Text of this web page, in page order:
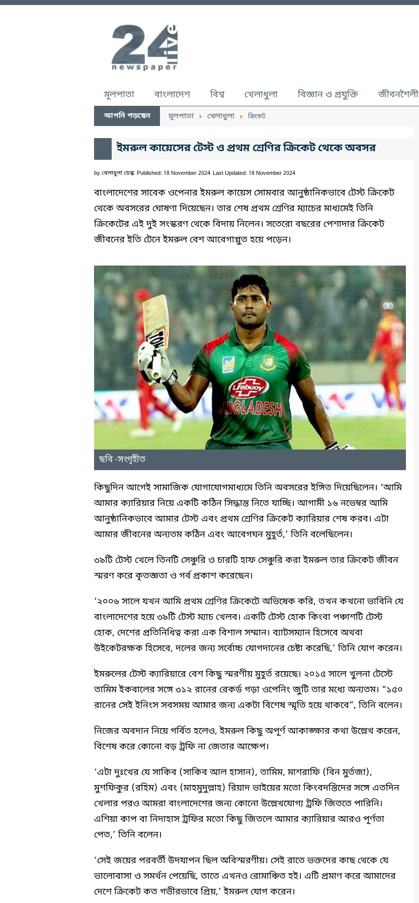
মূলপাতা বাংলাদেশ বিশ্ব খেলাধুলা বিজ্ঞান ও প্রযুক্তি জীবনশৈলী
আপনি পড়ছেন মূলপাতা খেলাধুলা ক্রিকেট
ইমরুল কায়েসের টেস্ট ও প্রথম শ্রেণির ক্রিকেট থেকে অবসর
by খেলাধুলা ডেস্ক Published: 18 November 2024 Last Updated: 18 November 2024
বাংলাদেশের সাবেক ওপেনার ইমরুল কায়েস সোমবার আনুষ্ঠানিকভাবে টেস্ট ক্রিকেট
থেকে অবসরের ঘোষণা দিয়েছেন। তার শেষ প্রথম শ্রেণির ম্যাচের মাধ্যমেই তিনি
ক্রিকেটের এই দুই সংস্করণ থেকে বিদায় নিলেন। সতেরো বছরের পেশাদার ক্রিকেট
জীবনের ইতি টেনে ইমরুল বেশ আবেগাপ্লুত হয়ে পড়েন।
ছবি -সংগৃহীত
কিছুদিন আগেই সামাজিক যোগাযোগমাধ্যমে তিনি অবসরের ইঙ্গিত দিয়েছিলেন। ‘আমি
আমার ক্যারিয়ার নিয়ে একটি কঠিন সিদ্ধান্ত নিতে যাচ্ছি। আগামী ১৬ নভেম্বর আমি
আনুষ্ঠানিকভাবে আমার টেস্ট এবং প্রথম শ্রেণির ক্রিকেট ক্যারিয়ার শেষ করব। এটা
আমার জীবনের অন্যতম কঠিন এবং আবেগঘন মুহূর্ত,’ তিনি বলেছিলেন।
৩৯টি টেস্ট খেলে তিনটি সেঞ্চুরি ও চারটি হাফ সেঞ্চুরি করা ইমরুল তার ক্রিকেট জীবন
স্মরণ করে কৃতজ্ঞতা ও গর্ব প্রকাশ করেছেন।
‘২০০৬ সালে যখন আমি প্রথম শ্রেণির ক্রিকেটে অভিষেক করি, তখন কখনো ভাবিনি যে
বাংলাদেশের হয়ে ৩৯টি টেস্ট ম্যাচ খেলব। একটি টেস্ট হোক কিংবা পঞ্চাশটি টেস্ট
হোক, দেশের প্রতিনিধিত্ব করা এক বিশাল সম্মান। ব্যাটসম্যান হিসেবে অথবা
উইকেটরক্ষক হিসেবে, দলের জন্য সর্বোচ্চ যোগদানের চেষ্টা করেছি,’ তিনি যোগ করেন।
ইমরুলের টেস্ট ক্যারিয়ারে বেশ কিছু স্মরণীয় মুহূর্ত রয়েছে। ২০১৫ সালে খুলনা টেস্টে
তামিম ইকবালের সঙ্গে ৩১২ রানের রেকর্ড গড়া ওপেনিং জুটি তার মধ্যে অন্যতম। “১৫০
রানের সেই ইনিংস সবসময় আমার জন্য একটা বিশেষ স্মৃতি হয়ে থাকবে”, তিনি বলেন।
নিজের অবদান নিয়ে গর্বিত হলেও, ইমরুল কিছু অপূর্ণ আকাঙ্ক্ষার কথা উল্লেখ করেন,
বিশেষ করে কোনো বড় ট্রফি না জেতার আক্ষেপ।
‘এটা দুঃখের যে সাকিব (সাকিব আল হাসান), তামিম, মাশরাফি (বিন মুর্তজা),
মুশফিকুর (রহিম) এবং (মাহমুদুল্লাহ) রিয়াদ ভাইয়ের মতো কিংবদন্তিদের সঙ্গে এতদিন
খেলার পরও আমরা বাংলাদেশের জন্য কোনো উল্লেখযোগ্য ট্রফি জিততে পারিনি।
এশিয়া কাপ বা নিদাহাস ট্রফির মতো কিছু জিতলে আমার ক্যারিয়ার আরও পূর্ণতা
পেত,’ তিনি বলেন।
‘সেই জয়ের পরবর্তী উদযাপন ছিল অবিস্মরণীয়। সেই রাতে ভক্তদের কাছ থেকে যে
ভালোবাসা ও সমর্থন পেয়েছি, তাতে এখনও রোমাঞ্চিত হই। এটি প্রমাণ করে আমাদের
দেশে ক্রিকেট কত গভীরভাবে প্রিয়,’ ইমরুল যোগ করেন।